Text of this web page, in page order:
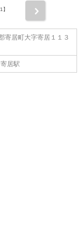
】
寄居町大字寄居１１３
居駅